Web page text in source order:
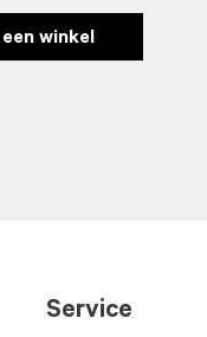
winkel
Service